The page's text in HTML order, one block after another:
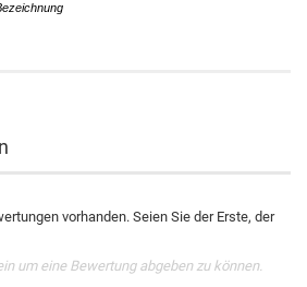
vorhanden. Seien Sie der Erste, der
um eine Bewertung abgeben zu können.